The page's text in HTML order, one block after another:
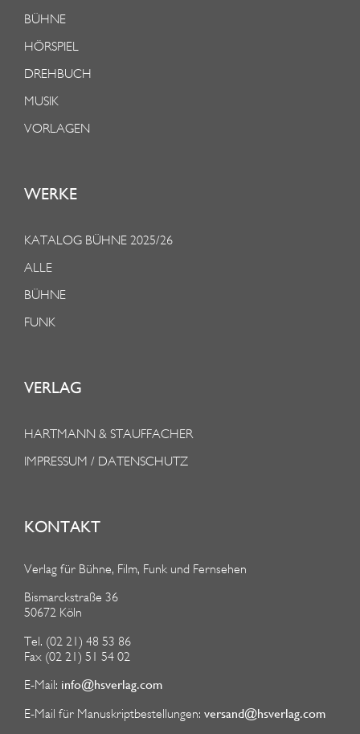
BÜHNE
HÖRSPIEL
DREHBUCH
MUSIK
VORLAGEN
WERKE
KATALOG BÜHNE 2025/26
ALLE
BÜHNE
FUNK
VERLAG
HARTMANN & STAUFFACHER
IMPRESSUM / DATENSCHUTZ
KONTAKT
Verlag für Bühne, Film, Funk und Fernsehen
Bismarckstraße 36
50672 Köln
Tel. (02 21) 48 53 86
Fax (02 21) 51 54 02
E-Mail: info@hsverlag.com
E-Mail für Manuskriptbestellungen: versand@hsverlag.com